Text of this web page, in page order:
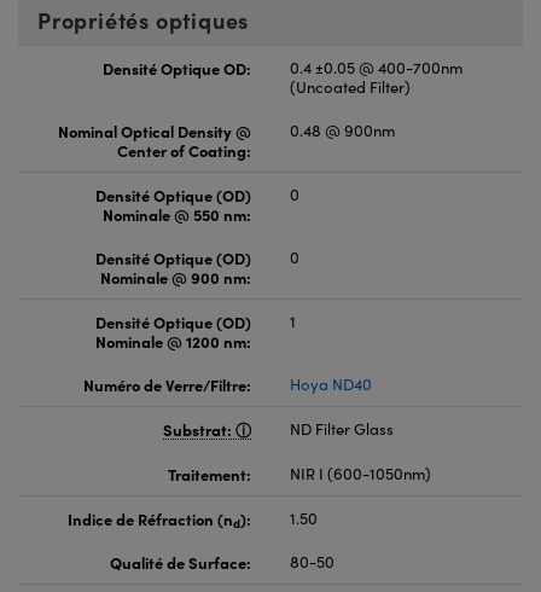
Propriétés optiques
Densité Optique OD:
0.4 ±0.05 @ 400-700nm
(Uncoated Filter)
Nominal Optical Density @
Center of Coating:
0.48 @ 900nm
Densité Optique (OD)
Nominale @ 550 nm:
0
Densité Optique (OD)
Nominale @ 900 nm:
0
Densité Optique (OD)
Nominale @ 1200 nm:
1
Numéro de Verre/Filtre: Hoya ND40
Substrat: ND Filter Glass
Traitement: NIR I (600-1050nm)
Indice de Réfraction (nd):
1.50
Qualité de Surface:
80-50